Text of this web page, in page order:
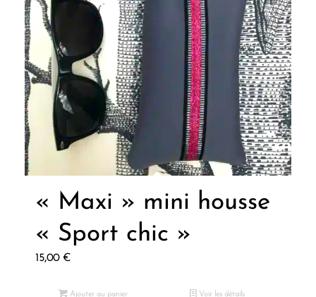
« Maxi » mini housse
« Sport chic »
15,00 €
Ajouter au panier Voir les détails